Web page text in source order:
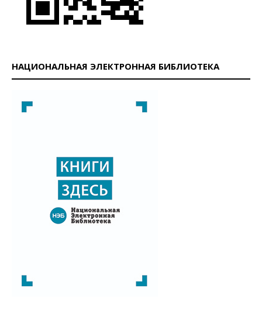
НАЦИОНАЛЬНАЯ ЭЛЕКТРОННАЯ БИБЛИОТЕКА